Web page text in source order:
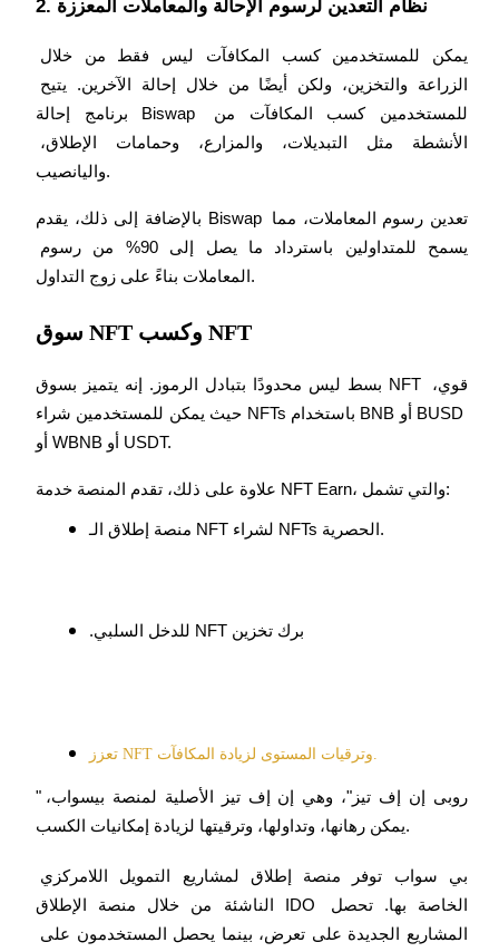
معلومة
مرشد
دليل المبتدئين للعقود الآجلة
2. نظام التعدين لرسوم الإحالة والمعاملات المعززة
برنامج إحالة Biswap للمستخدمين كسب المكافآت من
واليانصيب.
بالإضافة إلى ذلك، يقدم Biswap تعدين رسوم المعاملات، مما
المعاملات بناءً على زوج التداول.
سوق NFT وكسب NFT
بسط ليس محدودًا بتبادل الرموز. إنه يتميز بسوق NFT قوي،
حيث يمكن للمستخدمين شراء NFTs باستخدام BNB أو BUSD
أو WBNB أو USDT.
علاوة على ذلك، تقدم المنصة خدمة NFT Earn، والتي تشمل:
منصة إطلاق الـ NFT لشراء NFTs الحصرية.
برك تخزين NFT للدخل السلبي.
تعزز NFT وترقيات المستوى لزيادة المكافآت.
"روبى إن إف تيز"، وهي إن إف تيز الأصلية لمنصة بيسواب،
يمكن رهانها، وتداولها، وترقيتها لزيادة إمكانيات الكسب.
الناشئة من خلال منصة الإطلاق IDO الخاصة بها. تحصل